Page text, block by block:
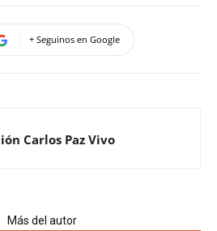
+ Seguinos en Google
Carlos Paz Vivo
Más del autor